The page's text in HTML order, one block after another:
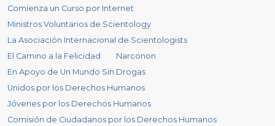
Comienza un Curso por Internet
Ministros Voluntarios de Scientology
La Asociación Internacional de Scientologists
El Camino a la Felicidad
Narconon
En Apoyo de Un Mundo Sin Drogas
Unidos por los Derechos Humanos
Jóvenes por los Derechos Humanos
Comisión de Ciudadanos por los Derechos Humanos